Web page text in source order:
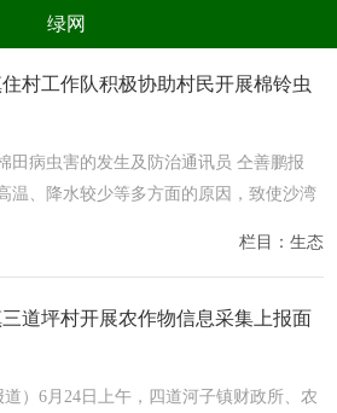
绿网
公益 出行
数码 旅游
村工作队积极协助村民开展棉铃虫
田病虫害的发生及防治通讯员 仝善鹏报
温、降水较少等多方面的原因，致使沙湾
栏目：生态
道坪村开展农作物信息采集上报面
道）6月24日上午，四道河子镇财政所、农